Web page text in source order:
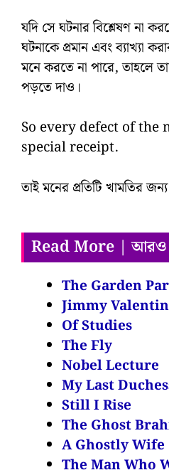
যদি সে ঘটনার বিশ্লেষণ না
ঘটনাকে প্রমান এবং ব্যাখ্যা
মনে করতে না পারে, তাহলে
পড়তে দাও।
So every defect of the
special receipt.
তাই মনের প্রতিটি খামতির
Read More |
The Garden
Jimmy
Of Studies
The Fly
Nobel Lecture
My Last
Still I Rise
The Ghost
A Ghostly Wife
The Man Who